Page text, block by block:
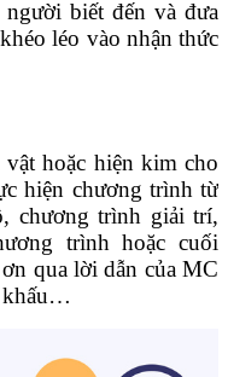
biết đến và đưa
léo vào nhận thức
hoặc hiện kim cho
hiện chương trình từ
chương trình giải trí,
trình hoặc cuối
qua lời dẫn của MC
khấu…